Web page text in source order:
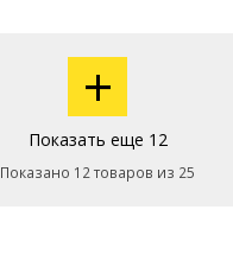
+
Показать еще 12
Показано 12 товаров из 25